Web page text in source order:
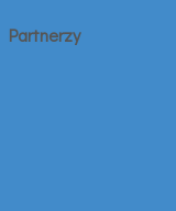
Partnerzy